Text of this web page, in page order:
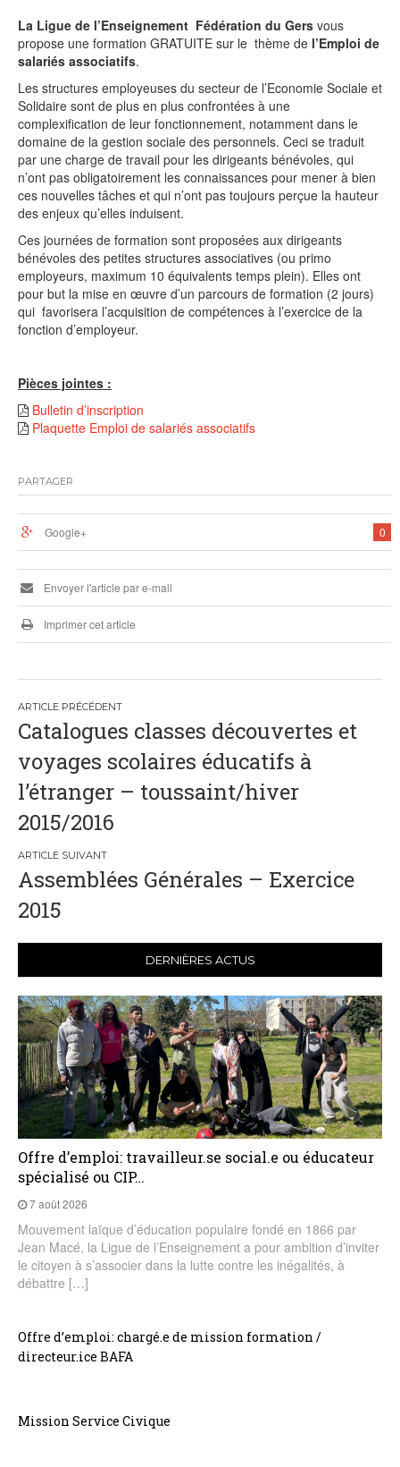
La Ligue de l’Enseignement Fédération du Gers vous
propose une formation GRATUITE sur le thème de l’Emploi de
salariés associatifs.
Les structures employeuses du secteur de l’Economie Sociale et
Solidaire sont de plus en plus confrontées à une
complexification de leur fonctionnement, notamment dans le
domaine de la gestion sociale des personnels. Ceci se traduit
par une charge de travail pour les dirigeants bénévoles, qui
n’ont pas obligatoirement les connaissances pour mener à bien
ces nouvelles tâches et qui n’ont pas toujours perçue la hauteur
des enjeux qu’elles induisent.
Ces journées de formation sont proposées aux dirigeants
bénévoles des petites structures associatives (ou primo
employeurs, maximum 10 équivalents temps plein). Elles ont
pour but la mise en œuvre d’un parcours de formation (2 jours)
qui favorisera l’acquisition de compétences à l’exercice de la
fonction d’employeur.
Pièces jointes :
Bulletin d’inscription
Plaquette Emploi de salariés associatifs
PARTAGER
0
Google+
Envoyer l'article par e-mail
Imprimer cet article
Navigation
de
l’article
Catalogues classes découvertes et
voyages scolaires éducatifs à
l’étranger – toussaint/hiver
2015/2016
Assemblées Générales – Exercice
2015
DERNIÈRES ACTUS
Offre d’emploi: travailleur.se social.e ou éducateur
spécialisé ou CIP…
7 août 2026
Mouvement laïque d’éducation populaire fondé en 1866 par
Jean Macé, la Ligue de l’Enseignement a pour ambition d’inviter
le citoyen à s’associer dans la lutte contre les inégalités, à
débattre […]
Offre d’emploi: chargé.e de mission formation /
directeur.ice BAFA
Mission Service Civique